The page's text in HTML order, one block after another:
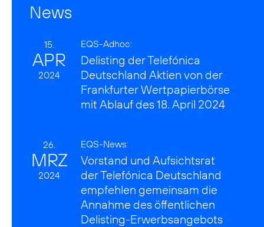
News
15.
APR
2024
EQS-Adhoc:
Delisting der Telefónica
Deutschland Aktien von der
Frankfurter Wertpapierbörse
mit Ablauf des 18. April 2024
26.
MRZ
2024
EQS-News:
Vorstand und Aufsichtsrat
der Telefónica Deutschland
empfehlen gemeinsam die
Annahme des öffentlichen
Delisting-Erwerbsangebots